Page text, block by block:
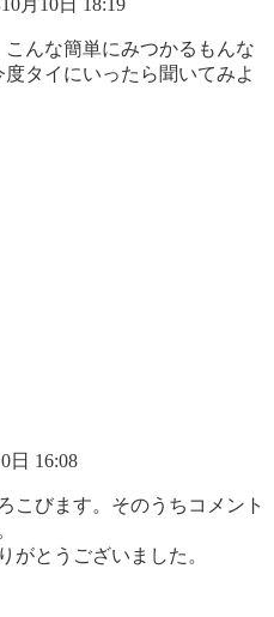
んな簡単にみつかるもんな
度タイにいったら聞いてみよ
日 16:08
こびます。そのうちコメント
がとうございました。